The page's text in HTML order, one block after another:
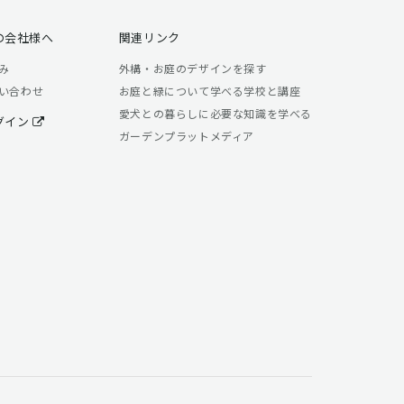
会社様へ
合わせ
イン
関連リンク
外構・お庭のデザインを探す
お庭と緑について学べる学校と講座
愛犬との暮らしに必要な知識を学べる
ガーデンプラットメディア